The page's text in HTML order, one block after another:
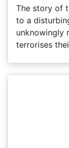
The story of
to a
unknowingly
terrorises